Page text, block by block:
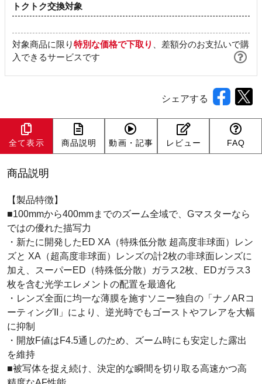
トクトク交換対象
対象商品に限り特別な価格で下取り 、差額分のお支払いで購
入できるサービスです
シェアする
全て表示 商品説明 動画・記事 レビュー FAQ
商品説明
【製品特徴】
■100mmから400mmまでのズーム全域で、Gマスターなら
ではの優れた描写力
・新たに開発したED XA（特殊低分散 超高度非球面）レン
ズと XA（超高度非球面）レンズの計2枚の非球面レンズに
加え、スーパーED（特殊低分散）ガラス2枚、EDガラス3
枚を含む光学エレメントの配置を最適化
・レンズ全面に均一な薄膜を施すソニー独自の「ナノARコ
ーティングII」により、逆光時でもゴーストやフレアを大幅
に抑制
・開放F値はF4.5通しのため、ズーム時にも安定した露出
を維持
■被写体を捉え続け、決定的な瞬間を切り取る高速かつ高